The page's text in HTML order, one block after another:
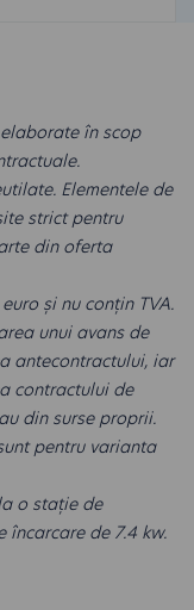
în scop
Elementele de
strict pentru
din oferta
și nu conțin TVA.
unui avans de
antecontractului, iar
contractului de
din surse proprii.
pentru varianta
o stație de
de 7.4 kw.